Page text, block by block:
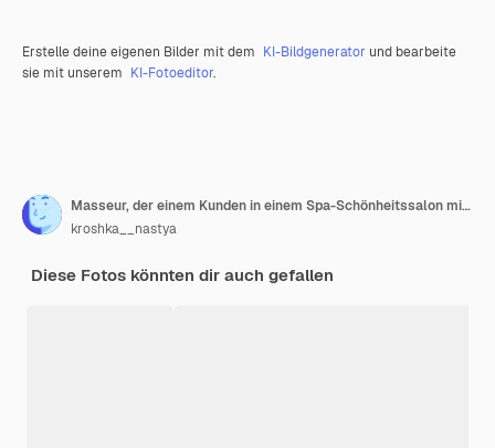
Erstelle deine eigenen Bilder mit dem KI-Bildgenerator und bearbeite
sie mit unserem KI-Fotoeditor.
Masseur, der einem Kunden in einem Spa-Schönheitssalon mit Öl manuell massiert
kroshka__nastya
Diese Fotos könnten dir auch gefallen